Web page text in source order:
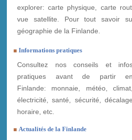
explorer: carte physique, carte
vue satellite. Pour tout savoir
géographie de la Finlande.
Informations pratiques
Consultez nos conseils et
pratiques avant de partir en
Finlande: monnaie, météo, climat,
électricité, santé, sécurité, décalage
horaire, etc.
Actualités de la Finlande